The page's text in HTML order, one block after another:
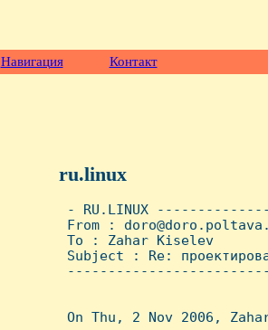
Навигация Контакт
ru.linux
- RU.LINUX
From :
To : Zahar Kiselev
Subject : Re:
On Thu, 2 Nov 2006,